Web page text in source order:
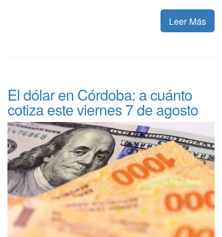
Leer Más
El dólar en Córdoba: a cuánto
cotiza este viernes 7 de agosto